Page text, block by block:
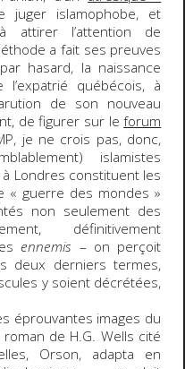
juger islamophobe, et
attirer l’attention de
a fait ses preuves
hasard, la naissance
québécois, à
de son nouveau
de figurer sur leforum
je ne crois pas, donc,
islamistes
Londres constituent les
« guerre des mondes »
non seulement des
définitivement
ennemis – on perçoit
deux derniers termes,
y soient décrétées,
éprouvantes images du
de H.G. Wells cité
Orson, adapta en